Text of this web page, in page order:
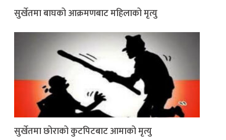
सुर्खेतमा बाघको आक्रमणबाट महिलाको मृत्यु
सुर्खेतमा छोराको कुटपिटबाट आमाको मृत्यु